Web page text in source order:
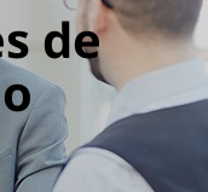
de